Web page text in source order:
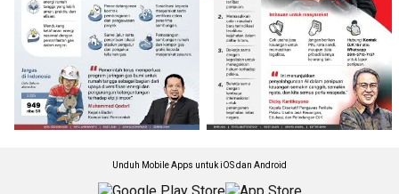
Unduh Mobile Apps untuk iOS dan Android